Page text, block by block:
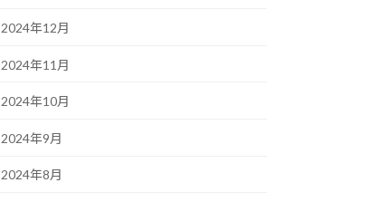
2024年12月
2024年11月
2024年10月
2024年9月
2024年8月